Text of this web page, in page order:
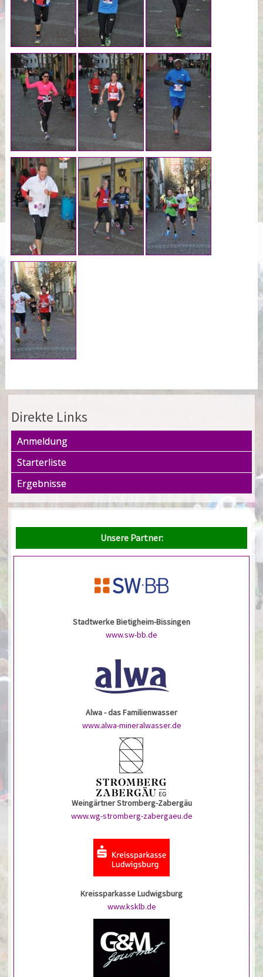
Direkte Links
Anmeldung
Starterliste
Ergebnisse
Unsere Partner:
Stadtwerke Bietigheim-Bissingen
www.sw-bb.de
Alwa - das Familienwasser
www.alwa-mineralwasser.de
Weingärtner Stromberg-Zabergäu
www.wg-stromberg-zabergaeu.de
Kreissparkasse Ludwigsburg
www.ksklb.de